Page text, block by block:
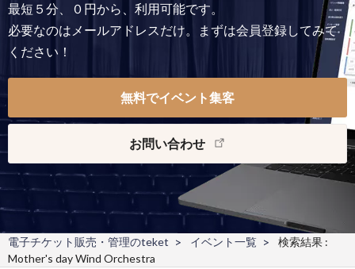
最短５分、０円から、利用可能です。
必要なのはメールアドレスだけ。まずは会員登録してみて
ください！
無料でイベント集客
お問い合わせ
電子チケット販売・管理のteket イベント一覧
検索結果 :
Mother's day Wind Orchestra